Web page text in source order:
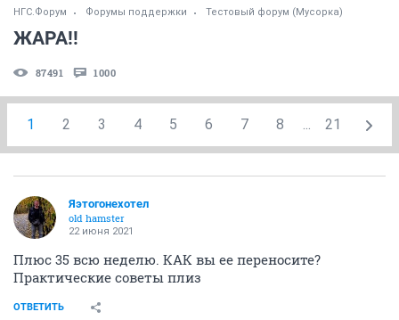
НГС.Форум Форумы поддержки Тестовый форум (Мусорка)
ЖАРА!!
87491 1000
1 2 3 4 5 6 7 8 21
Яэтогонехотел
old hamster
22 июня 2021
Плюс 35 всю неделю. КАК вы ее переносите?
Практические советы плиз
ОТВЕТИТЬ